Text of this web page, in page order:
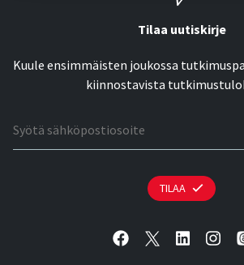
Tilaa uutiskirje
Kuule ensimmäisten joukossa
kiinnostavista
TILAA